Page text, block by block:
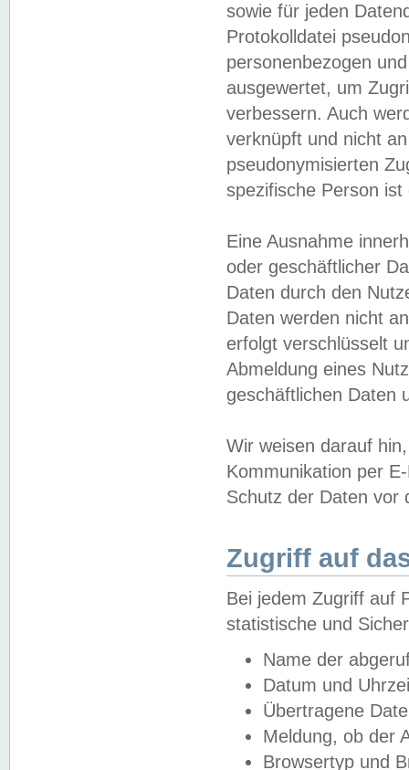
sowie für jeden
Protokolldatei
personenbezogen
ausgewertet, um
verbessern. Auch
verknüpft und nicht
pseudonymisierten
spezifische Person
Eine Ausnahme
oder geschäftlicher
Daten durch den
Daten werden nicht
erfolgt verschlüsselt
Abmeldung eines
geschäftlichen Daten
Wir weisen darauf
Kommunikation per
Schutz der Daten vor
Zugriff auf
Bei jedem Zugriff auf
statistische und
Name der
Datum und
Übertragene
Meldung, ob der
Browsertyp und